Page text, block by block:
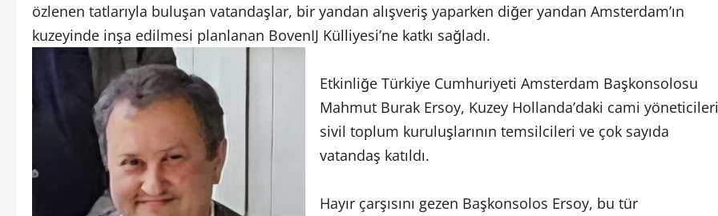
özlenen tatlarıyla buluşan vatandaşlar, bir yandan alışveriş yaparken diğer yandan Amsterdam’ın
kuzeyinde inşa edilmesi planlanan BovenIJ Külliyesi’ne katkı sağladı.
Etkinliğe Türkiye Cumhuriyeti Amsterdam Başkonsolosu
Mahmut Burak Ersoy, Kuzey Hollanda’daki cami
sivil toplum kuruluşlarının temsilcileri ve çok sayıda
vatandaş katıldı.
Hayır çarşısını gezen Başkonsolos Ersoy, bu tür